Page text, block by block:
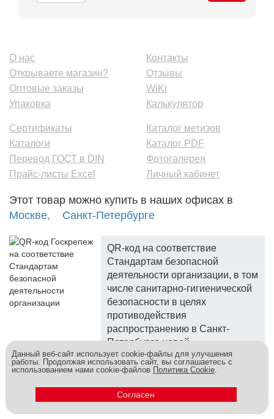
О нас
Открываете магазин?
Оптовые заказы
Упаковка
Контакты
Отзывы
WiKi
Калькулятор
Сертификаты
Каталоги
Перевод ГОСТ в DIN
Прайс-листы Excel
Каталог метизов
Каталог PDF
Фотогалерея
Личный кабинет
Этот товар можно купить в наших офисах в
Москве,
Санкт-Петербурге
QR-код на соответствие
Стандартам безопасной
деятельности организации, в том
числе санитарно-гигиенической
безопасности в целях
противодействия
распространению в Санкт-
Петербурге новой
коронавирусной инфекции.
Метизы и крепеж оптом - это к нам! © 2026
Данный веб-сайт использует cookie-файлы для улучшения
работы. Продолжая использовать сайт, вы соглашаетесь с
использованием нами cookie-файлов Политика Cookie.
Согласен